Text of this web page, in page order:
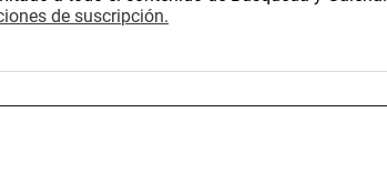
de suscripción.